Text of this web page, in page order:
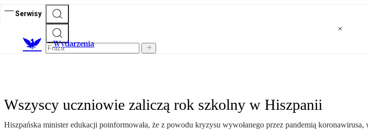
Serwisy
Wydarzenia
Wszyscy uczniowie zaliczą rok szkolny w Hiszpanii
Hiszpańska minister edukacji poinformowała, że z powodu kryzysu wywołanego przez pandemią